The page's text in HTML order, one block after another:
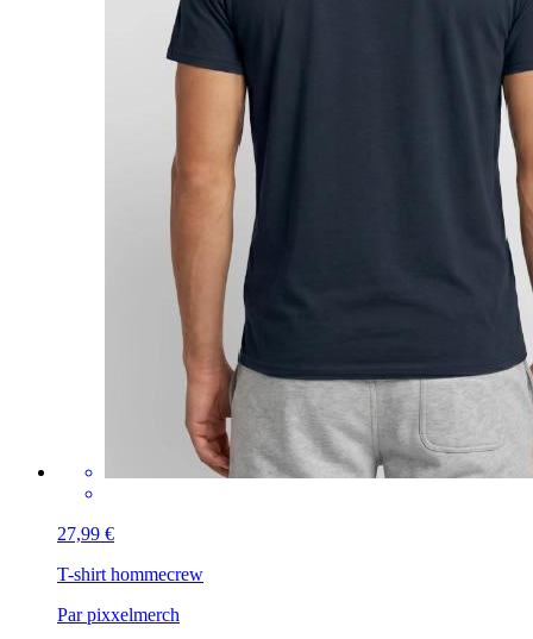
27,99 €
T-shirt hommecrew
Par pixxelmerch